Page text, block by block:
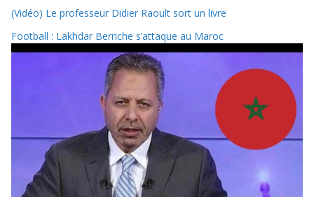
(Vidéo) Le professeur Didier Raoult sort un livre
Football : Lakhdar Berriche s’attaque au Maroc